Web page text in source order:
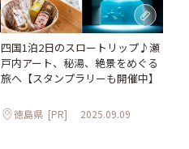
四国1泊2日のスロートリップ♪瀬
戸内アート、秘湯、絶景をめぐる
旅へ【スタンプラリーも開催中】
徳島県 [PR] 2025.09.09